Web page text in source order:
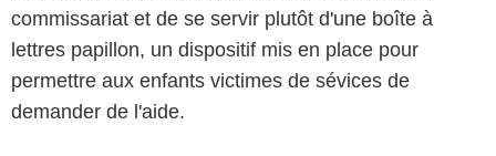
commissariat et de se servir plutôt d'une boîte à
lettres papillon, un dispositif mis en place pour
permettre aux enfants victimes de sévices de
demander de l'aide.